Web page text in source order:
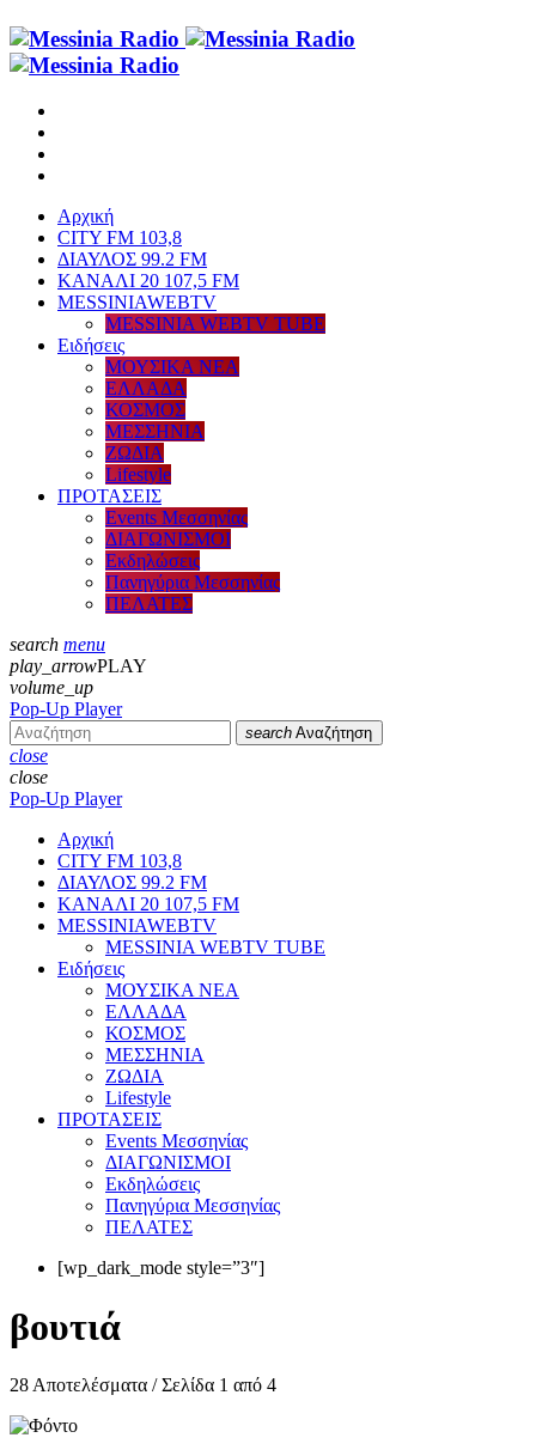
Αρχική
CITY FM 103,8
ΔΙΑΥΛΟΣ 99.2 FM
ΚΑΝΑΛΙ 20 107,5 FM
MESSINIAWEBTV
MESSINIA WEBTV TUBE
Eιδήσεις
ΜΟΥΣΙΚΑ ΝΕΑ
ΕΛΛΑΔΑ
ΚΟΣΜΟΣ
ΜΕΣΣΗΝΙΑ
ΖΩΔΙΑ
Lifestyle
ΠΡΟΤΑΣΕΙΣ
Events Μεσσηνίας
ΔΙΑΓΩΝΙΣΜΟΙ
Εκδηλώσεις
Πανηγύρια Μεσσηνίας
ΠΕΛΑΤΕΣ
search menu
play_arrowPLAY
volume_up
Pop-Up Player
search Αναζήτηση
close
close
Pop-Up Player
Αρχική
CITY FM 103,8
ΔΙΑΥΛΟΣ 99.2 FM
ΚΑΝΑΛΙ 20 107,5 FM
MESSINIAWEBTV
MESSINIA WEBTV TUBE
Eιδήσεις
ΜΟΥΣΙΚΑ ΝΕΑ
ΕΛΛΑΔΑ
ΚΟΣΜΟΣ
ΜΕΣΣΗΝΙΑ
ΖΩΔΙΑ
Lifestyle
ΠΡΟΤΑΣΕΙΣ
Events Μεσσηνίας
ΔΙΑΓΩΝΙΣΜΟΙ
Εκδηλώσεις
Πανηγύρια Μεσσηνίας
ΠΕΛΑΤΕΣ
[wp_dark_mode style=”3″]
βουτιά
28 Αποτελέσματα / Σελίδα 1 από 4